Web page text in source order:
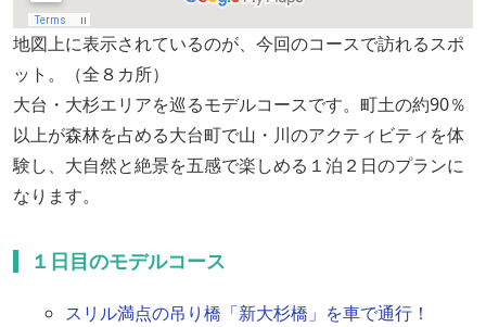
地図上に表示されているのが、今回のコースで訪れるスポ
ット。（全８カ所）
大台・大杉エリアを巡るモデルコースです。町土の約90％
以上が森林を占める大台町で山・川のアクティビティを体
験し、大自然と絶景を五感で楽しめる１泊２日のプランに
なります。
１日目のモデルコース
スリル満点の吊り橋「新大杉橋」を車で通行！